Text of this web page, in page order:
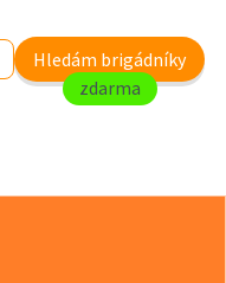
Hledám brigádníky
zdarma